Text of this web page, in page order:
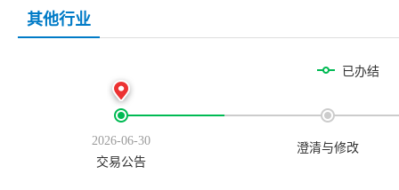
其他行业
已办结
2026-06-30
交易公告
澄清与修改